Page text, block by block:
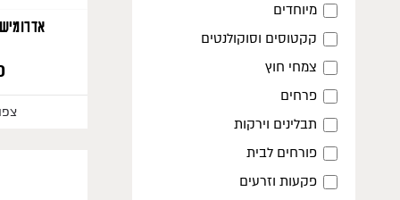
מיוחדים
קקטוסים וסוקולנטים
צמחי חוץ
פרחים
תבלינים וירקות
פורחים לבית
פקעות וזרעים